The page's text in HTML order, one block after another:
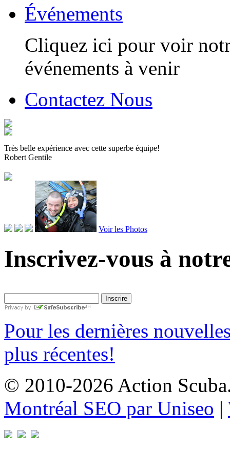
Événements
Cliquez ici pour voir
événements à venir
Contactez Nous
Très belle expérience avec cette superbe équipe!
Robert Gentile
Voir les Photos
Inscrivez-vous à
Pour les dernières
plus récentes!
© 2010-2026 Action
Montréal SEO par Uniseo |